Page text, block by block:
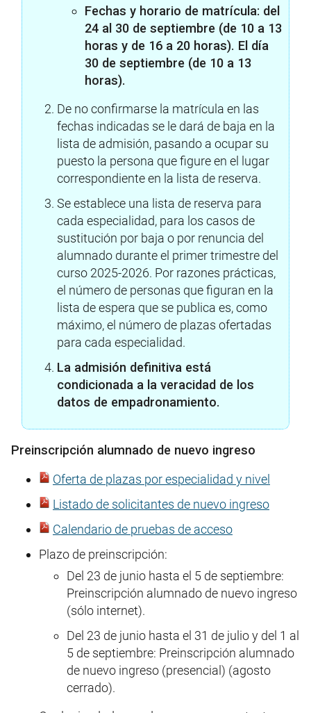
Fechas y horario de matrícula: del
24 al 30 de septiembre (de 10 a 13
horas y de 16 a 20 horas). El día
30 de septiembre (de 10 a 13
horas).
De no confirmarse la matrícula en las
fechas indicadas se le dará de baja en la
lista de admisión, pasando a ocupar su
puesto la persona que figure en el lugar
correspondiente en la lista de reserva.
Se establece una lista de reserva para
cada especialidad, para los casos de
sustitución por baja o por renuncia del
alumnado durante el primer trimestre del
curso 2025-2026. Por razones prácticas,
el número de personas que figuran en la
lista de espera que se publica es, como
máximo, el número de plazas ofertadas
para cada especialidad.
La admisión definitiva está
condicionada a la veracidad de los
datos de empadronamiento.
Preinscripción alumnado de nuevo ingreso
Oferta de plazas por especialidad y nivel
Listado de solicitantes de nuevo ingreso
Calendario de pruebas de acceso
Plazo de preinscripción:
Del 23 de junio hasta el 5 de septiembre:
Preinscripción alumnado de nuevo ingreso
(sólo internet).
Del 23 de junio hasta el 31 de julio y del 1 al
5 de septiembre: Preinscripción alumnado
de nuevo ingreso (presencial) (agosto
cerrado).